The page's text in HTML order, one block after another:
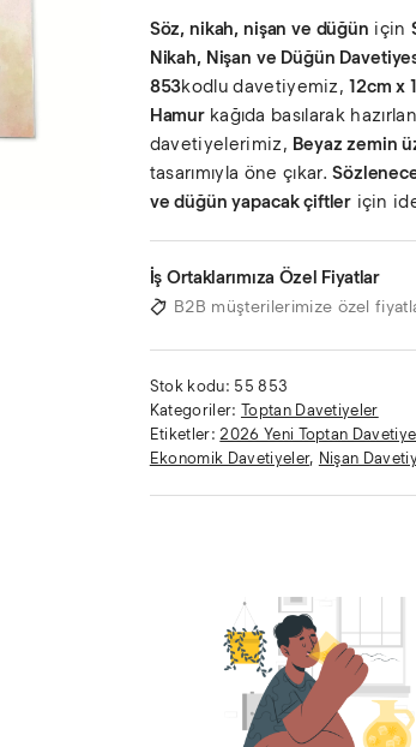
Söz, nikah, nişan ve düğün için
Nikah, Nişan ve Düğün
853kodlu davetiyemiz, 12cm x
Hamur kağıda basılarak
davetiyelerimiz, Beyaz zemin
tasarımıyla öne çıkar.
ve düğün yapacak çiftler için
İş Ortaklarımıza Özel Fiyatlar
B2B müşterilerimize özel
Stok kodu: 55 853
Kategoriler: Toptan Davetiyeler
Etiketler:2026 Yeni Toptan
Ekonomik Davetiyeler, Nişan